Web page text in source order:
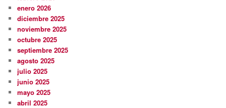
enero 2026
diciembre 2025
noviembre 2025
octubre 2025
septiembre 2025
agosto 2025
julio 2025
junio 2025
mayo 2025
abril 2025